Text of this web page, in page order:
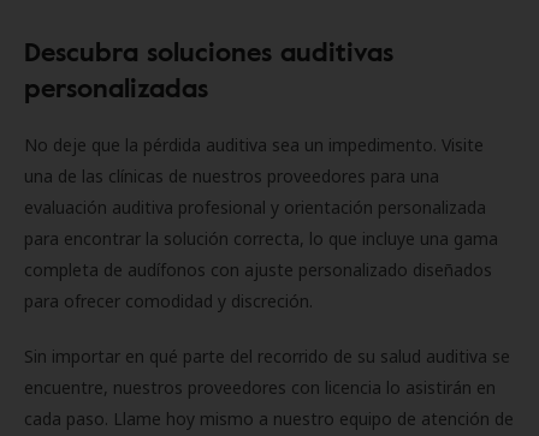
Descubra soluciones auditivas
personalizadas
No deje que la pérdida auditiva sea un impedimento. Visite
una de las clínicas de nuestros proveedores para una
evaluación auditiva profesional y orientación personalizada
para encontrar la solución correcta, lo que incluye una gama
completa de audífonos con ajuste personalizado diseñados
para ofrecer comodidad y discreción.
Sin importar en qué parte del recorrido de su salud auditiva se
encuentre, nuestros proveedores con licencia lo asistirán en
cada paso. Llame hoy mismo a nuestro equipo de atención de